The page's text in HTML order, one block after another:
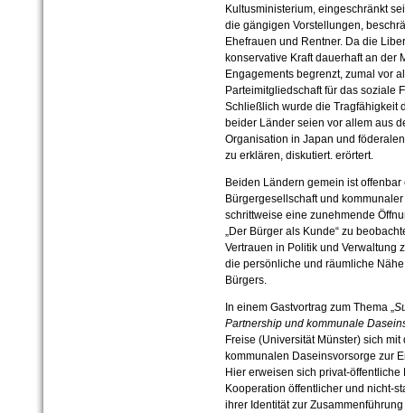
Kultusministerium, eingeschränkt
die gängigen Vorstellungen,
Ehefrauen und Rentner. Da die
konservative Kraft dauerhaft an der
Engagements begrenzt, zumal vor
Parteimitgliedschaft für das soziale
Schließlich wurde die Tragfähigkeit
beider Länder seien vor allem aus
Organisation in Japan und
zu erklären, diskutiert. erörtert.
Beiden Ländern gemein ist
Bürgergesellschaft und
schrittweise eine zunehmende
„Der Bürger als Kunde“ zu
Vertrauen in Politik und Verwaltung
die persönliche und räumliche
Bürgers.
In einem Gastvortrag zum Thema „
Partnership und kommunale
Freise (Universität Münster) sich
kommunalen Daseinsvorsorge zur
Hier erweisen sich privat-
Kooperation öffentlicher und nicht-
ihrer Identität zur